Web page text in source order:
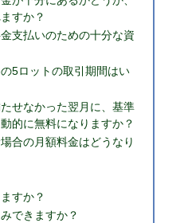
すか？
支払いのための十分な資
5ロットの取引期間はい
せなかった翌月に、基準
的に無料になりますか？
合の月額料金はどうなり
すか？
できますか？